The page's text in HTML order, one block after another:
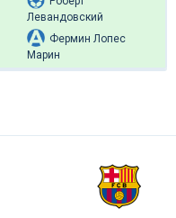
Левандовский
Фермин Лопес
Марин